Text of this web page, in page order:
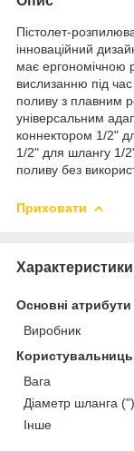
Пістолет-
інноваційний
має ергономічною
вислизанню під
поливу з плавним
універсальним
коннектором 1/2"
1/2" для шлангу 1/
поливу без
Приховати
Характеристики
Основні атрибути
Виробник
Вага
Діаметр шланга (")
Інше